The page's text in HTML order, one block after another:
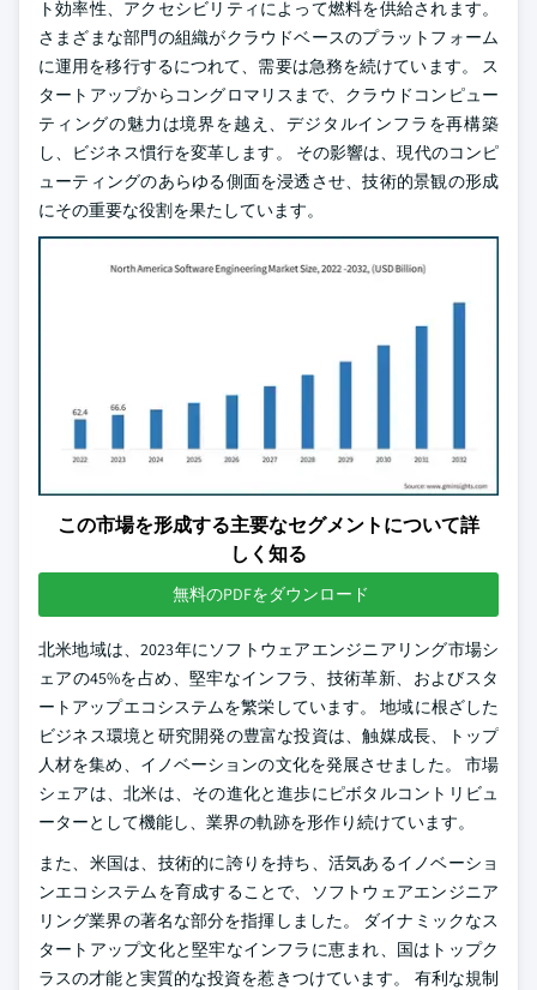
ト効率性、アクセシビリティによって燃料を供給されます。
さまざまな部門の組織がクラウドベースのプラットフォーム
に運用を移行するにつれて、需要は急務を続けています。 ス
タートアップからコングロマリスまで、クラウドコンピュー
ティングの魅力は境界を越え、デジタルインフラを再構築
し、ビジネス慣行を変革します。 その影響は、現代のコンピ
ューティングのあらゆる側面を浸透させ、技術的景観の形成
にその重要な役割を果たしています。
この市場を形成する主要なセグメントについて詳
しく知る
無料のPDFをダウンロード
北米地域は、2023年にソフトウェアエンジニアリング市場シ
ェアの45%を占め、堅牢なインフラ、技術革新、およびスタ
ートアップエコシステムを繁栄しています。 地域に根ざした
ビジネス環境と研究開発の豊富な投資は、触媒成長、トップ
人材を集め、イノベーションの文化を発展させました。 市場
シェアは、北米は、その進化と進歩にピボタルコントリビュ
ーターとして機能し、業界の軌跡を形作り続けています。
また、米国は、技術的に誇りを持ち、活気あるイノベーショ
ンエコシステムを育成することで、ソフトウェアエンジニア
リング業界の著名な部分を指揮しました。 ダイナミックなス
タートアップ文化と堅牢なインフラに恵まれ、国はトップク
ラスの才能と実質的な投資を惹きつけています。 有利な規制